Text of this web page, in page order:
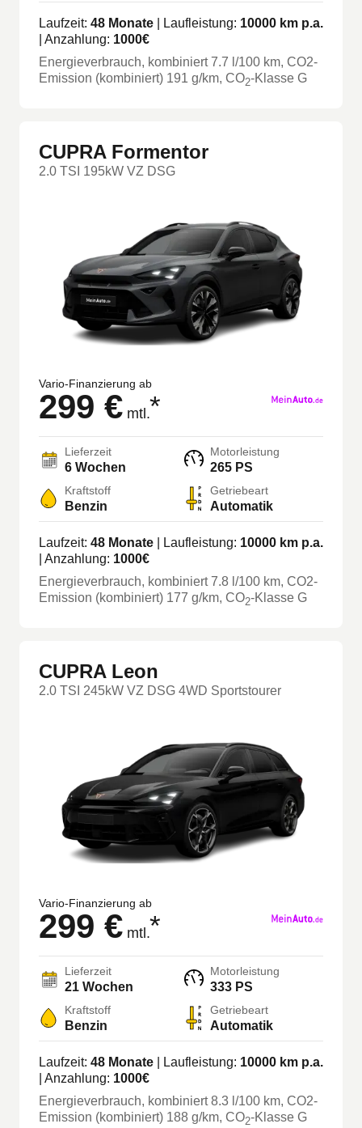
Laufzeit: 48 Monate | Laufleistung: 10000 km p.a.
| Anzahlung: 1000€
Energieverbrauch, kombiniert7.7 l/100 km, CO2-
Emission (kombiniert) 191 g/km, CO2-Klasse G
CUPRA Formentor
2.0 TSI 195kW VZ DSG
Vario-Finanzierung ab
299 € mtl.*
Lieferzeit
6 Wochen
Motorleistung
265 PS
Kraftstoff
Benzin
Getriebeart
Automatik
Laufzeit: 48 Monate | Laufleistung: 10000 km p.a.
| Anzahlung: 1000€
Energieverbrauch, kombiniert7.8 l/100 km, CO2-
Emission (kombiniert) 177 g/km, CO2-Klasse G
CUPRA Leon
2.0 TSI 245kW VZ DSG 4WD Sportstourer
Vario-Finanzierung ab
299 € mtl.*
Lieferzeit
21 Wochen
Motorleistung
333 PS
Kraftstoff
Benzin
Getriebeart
Automatik
Laufzeit: 48 Monate | Laufleistung: 10000 km p.a.
| Anzahlung: 1000€
Energieverbrauch, kombiniert8.3 l/100 km, CO2-
Emission (kombiniert) 188 g/km, CO2-Klasse G